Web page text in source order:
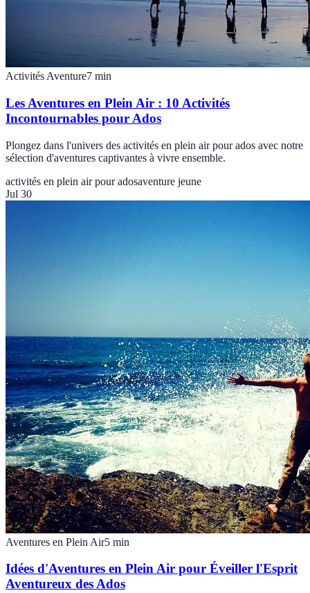
Activités Aventure7 min
Les Aventures en Plein Air : 10 Activités
Incontournables pour Ados
Plongez dans l'univers des activités en plein air pour ados avec notre
sélection d'aventures captivantes à vivre ensemble.
activités en plein air pour adosaventure jeune
Jul 30
Aventures en Plein Air5 min
Idées d'Aventures en Plein Air pour Éveiller l'Esprit
Aventureux des Ados